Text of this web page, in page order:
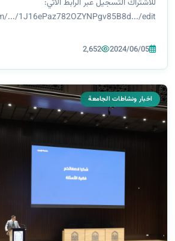
للاشتراك التسجيل عبر الرابط الآتي:
.../1J16ePaz782OZYNPgv85B8d.../edit
2024/06/05
2,652
اخبار ونشاطات الجامعة